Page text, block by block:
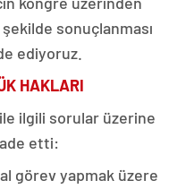
sonuçlanması
ediyoruz.
HAKLARI
ilgili sorular üzerine
etti:
görev yapmak üzere